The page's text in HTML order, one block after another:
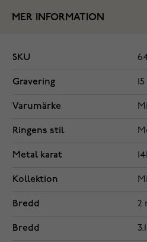
MER INFORMATION
SKU
Gravering 15
Varumärke
Ringens stil
Metal karat
Kollektion
Bredd 2
Bredd